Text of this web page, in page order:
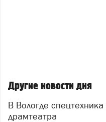
Другие новости дня
В Вологде спецтехника сносит фонтан у
драмтеатра